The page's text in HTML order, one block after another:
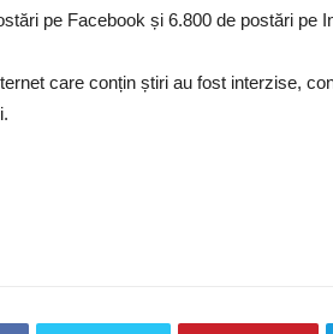
pe Facebook și 6.800 de postări pe
care conțin știri au fost interzise,